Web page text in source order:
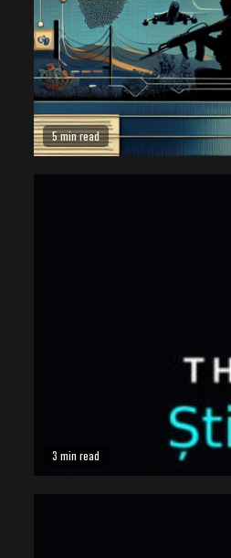
5 min read
3 min read